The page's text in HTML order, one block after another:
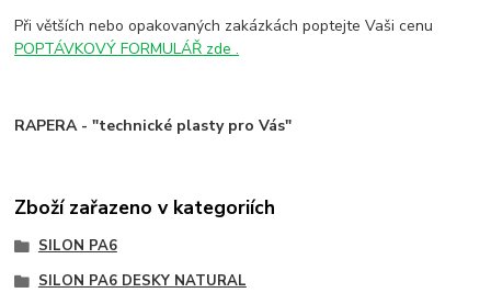
Při větších nebo opakovaných zakázkách poptejte Vaši cenu
POPTÁVKOVÝ FORMULÁŘ zde .
RAPERA - "technické plasty pro Vás"
Zboží zařazeno v kategoriích
SILON PA6
SILON PA6 DESKY NATURAL